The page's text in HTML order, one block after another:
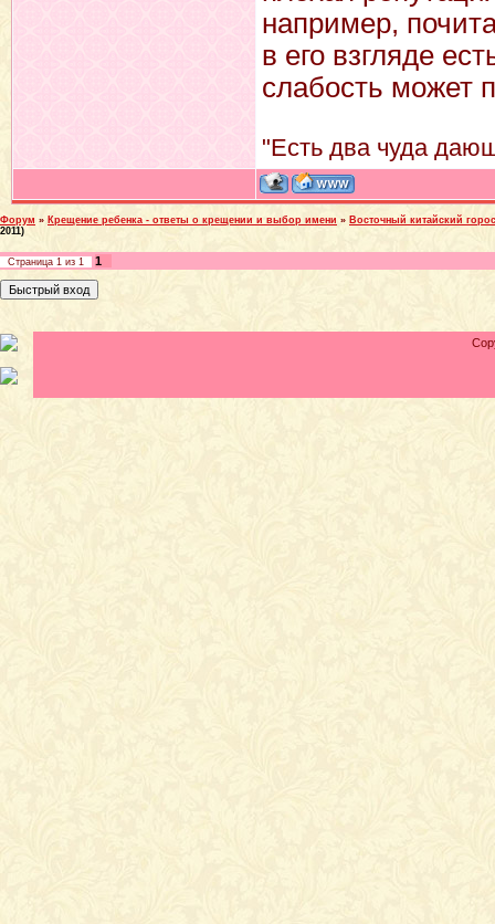
например,
в его взгляде
слабость может
"Есть два чуда
Форум » Крещение ребенка - ответы о крещении и выбор имени » Восточный китайский
2011)
Страница 1 из 1 1